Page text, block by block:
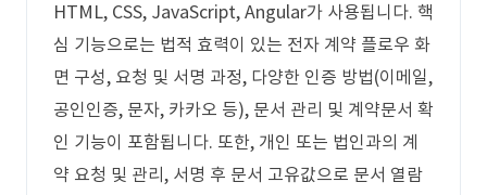
HTML, CSS, JavaScript, Angular가 사용됩니다. 핵
심 기능으로는 법적 효력이 있는 전자 계약 플로우 화
면 구성, 요청 및 서명 과정, 다양한 인증 방법(이메일,
공인인증, 문자, 카카오 등), 문서 관리 및 계약문서 확
인 기능이 포함됩니다. 또한, 개인 또는 법인과의 계
약 요청 및 관리, 서명 후 문서 고유값으로 문서 열람